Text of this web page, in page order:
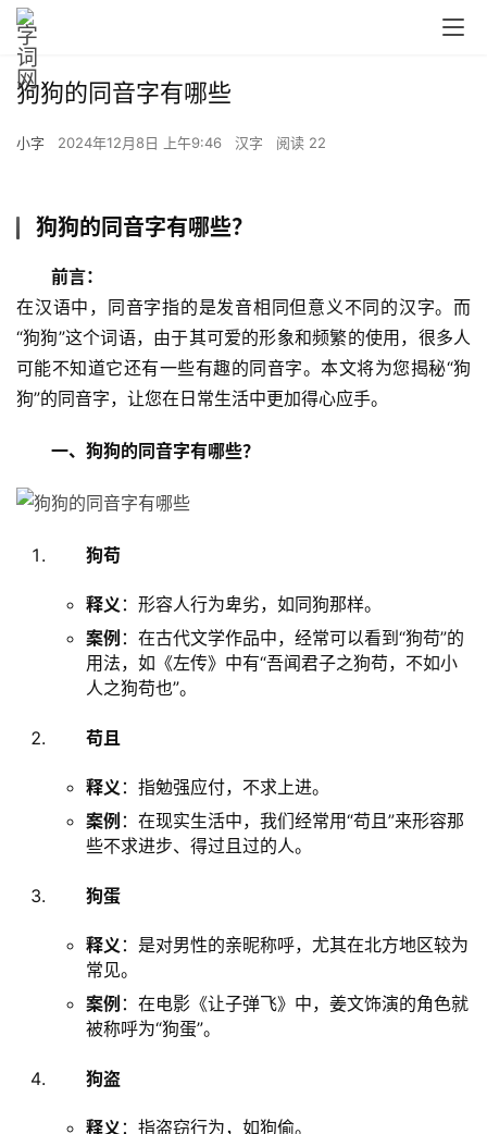
狗狗的同音字有哪些
小字 2024年12月8日 上午9:46 汉字 阅读 22
狗狗的同音字有哪些？
前言：
在汉语中，同音字指的是发音相同但意义不同的汉字。而
“狗狗”这个词语，由于其可爱的形象和频繁的使用，很多人
可能不知道它还有一些有趣的同音字。本文将为您揭秘“狗
狗”的同音字，让您在日常生活中更加得心应手。
一、狗狗的同音字有哪些？
狗苟
释义 ：形容人行为卑劣，如同狗那样。
案例 ：在古代文学作品中，经常可以看到“狗苟”的
用法，如《左传》中有“吾闻君子之狗苟，不如小
人之狗苟也”。
苟且
释义 ：指勉强应付，不求上进。
案例 ：在现实生活中，我们经常用“苟且”来形容那
些不求进步、得过且过的人。
狗蛋
释义 ：是对男性的亲昵称呼，尤其在北方地区较为
常见。
案例 ：在电影《让子弹飞》中，姜文饰演的角色就
被称呼为“狗蛋”。
狗盗
释义 ：指盗窃行为，如狗偷。